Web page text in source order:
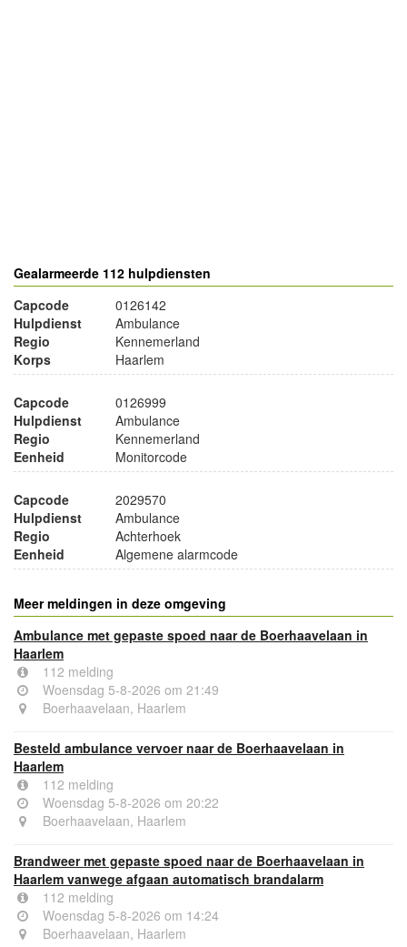
Gealarmeerde 112 hulpdiensten
Capcode
0126142
Hulpdienst
Ambulance
Regio
Kennemerland
Korps
Haarlem
Capcode
0126999
Hulpdienst
Ambulance
Regio
Kennemerland
Eenheid
Monitorcode
Capcode
2029570
Hulpdienst
Ambulance
Regio
Achterhoek
Eenheid
Algemene alarmcode
Meer meldingen in deze omgeving
Ambulance met gepaste spoed naar de Boerhaavelaan in
Haarlem
112 melding
Woensdag 5-8-2026 om 21:49
Boerhaavelaan, Haarlem
Besteld ambulance vervoer naar de Boerhaavelaan in
Haarlem
112 melding
Woensdag 5-8-2026 om 20:22
Boerhaavelaan, Haarlem
Brandweer met gepaste spoed naar de Boerhaavelaan in
Haarlem vanwege afgaan automatisch brandalarm
112 melding
Woensdag 5-8-2026 om 14:24
Boerhaavelaan, Haarlem